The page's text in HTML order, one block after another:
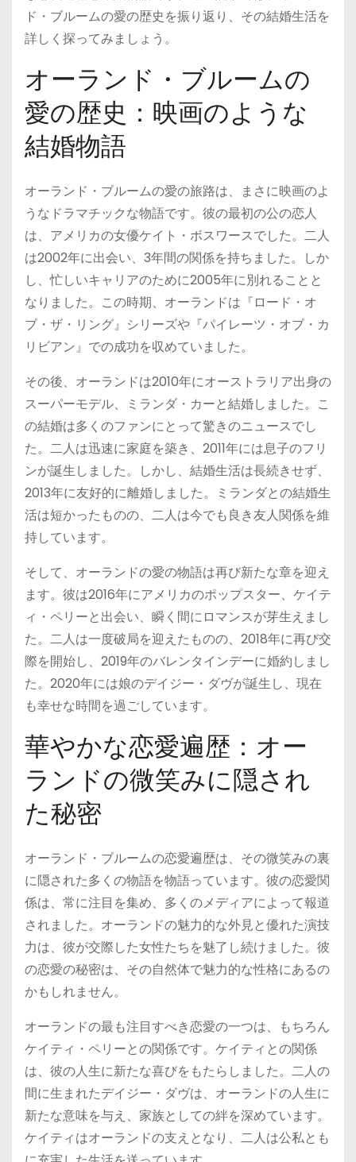
ド・ブルームの愛の歴史を振り返り、その結婚生活を
詳しく探ってみましょう。
オーランド・ブルームの
愛の歴史：映画のような
結婚物語
オーランド・ブルームの愛の旅路は、まさに映画のよ
うなドラマチックな物語です。彼の最初の公の恋人
は、アメリカの女優ケイト・ボスワースでした。二人
は2002年に出会い、3年間の関係を持ちました。しか
し、忙しいキャリアのために2005年に別れることと
なりました。この時期、オーランドは『ロード・オ
ブ・ザ・リング』シリーズや『パイレーツ・オブ・カ
リビアン』での成功を収めていました。
その後、オーランドは2010年にオーストラリア出身の
スーパーモデル、ミランダ・カーと結婚しました。こ
の結婚は多くのファンにとって驚きのニュースでし
た。二人は迅速に家庭を築き、2011年には息子のフリ
ンが誕生しました。しかし、結婚生活は長続きせず、
2013年に友好的に離婚しました。ミランダとの結婚生
活は短かったものの、二人は今でも良き友人関係を維
持しています。
そして、オーランドの愛の物語は再び新たな章を迎え
ます。彼は2016年にアメリカのポップスター、ケイテ
ィ・ペリーと出会い、瞬く間にロマンスが芽生えまし
た。二人は一度破局を迎えたものの、2018年に再び交
際を開始し、2019年のバレンタインデーに婚約しまし
た。2020年には娘のデイジー・ダヴが誕生し、現在
も幸せな時間を過ごしています。
華やかな恋愛遍歴：オー
ランドの微笑みに隠され
た秘密
オーランド・ブルームの恋愛遍歴は、その微笑みの裏
に隠された多くの物語を物語っています。彼の恋愛関
係は、常に注目を集め、多くのメディアによって報道
されました。オーランドの魅力的な外見と優れた演技
力は、彼が交際した女性たちを魅了し続けました。彼
の恋愛の秘密は、その自然体で魅力的な性格にあるの
かもしれません。
オーランドの最も注目すべき恋愛の一つは、もちろん
ケイティ・ペリーとの関係です。ケイティとの関係
は、彼の人生に新たな喜びをもたらしました。二人の
間に生まれたデイジー・ダヴは、オーランドの人生に
新たな意味を与え、家族としての絆を深めています。
ケイティはオーランドの支えとなり、二人は公私とも